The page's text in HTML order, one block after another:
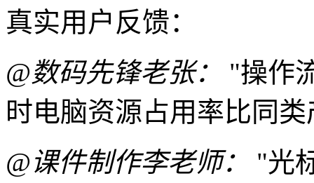
真实用户反馈：
@数码先锋老张：
"操作
时电脑资源占用率比同
@课件制作李老师：
"光